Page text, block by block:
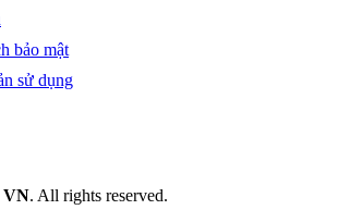
bảo mật
sử dụng
VN. All rights reserved.